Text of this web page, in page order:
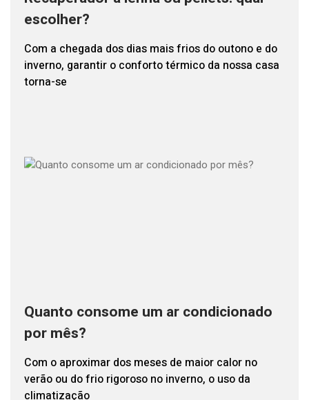
escolher?
Com a chegada dos dias mais frios do outono e do
inverno, garantir o conforto térmico da nossa casa
torna-se
Quanto consome um ar condicionado
por mês?
Com o aproximar dos meses de maior calor no
verão ou do frio rigoroso no inverno, o uso da
climatização